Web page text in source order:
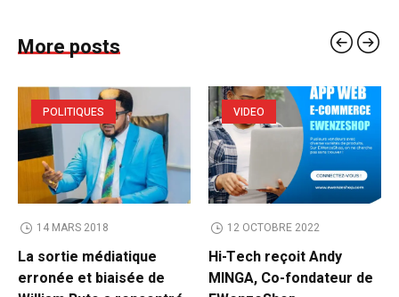
More posts
POLITIQUES
14 MARS 2018
La sortie médiatique
erronée et biaisée de
VIDEO
12 OCTOBRE 2022
Hi-Tech reçoit Andy
MINGA, Co-fondateur de